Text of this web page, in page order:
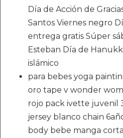
Día de Acción de
Santos Viernes negro
entrega gratis Súper
Esteban Día de
islámico
para bebes yoga
oro tape v wonder
rojo pack ivette juvenil
jersey blanco chain
body bebe manga